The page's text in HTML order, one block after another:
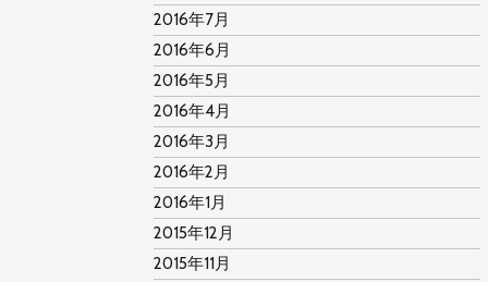
2016年7月
2016年6月
2016年5月
2016年4月
2016年3月
2016年2月
2016年1月
2015年12月
2015年11月